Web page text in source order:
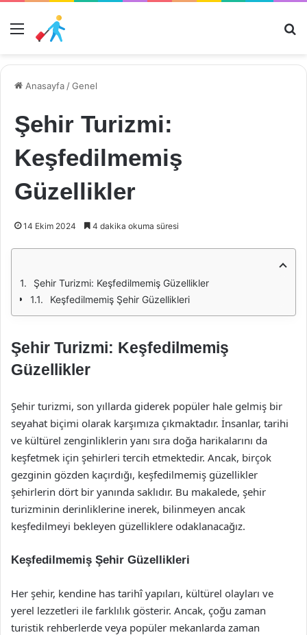
Menü
Anasayfa /Genel
Şehir Turizmi:
Keşfedilmemiş
Güzellikler
14 Ekim 2024 4 dakika okuma süresi
Şehir Turizmi: Keşfedilmemiş Güzellikler
Keşfedilmemiş Şehir Güzellikleri
Şehir Turizmi: Keşfedilmemiş
Güzellikler
Şehir turizmi, son yıllarda giderek popüler hale gelmiş bir
seyahat biçimi olarak karşımıza çıkmaktadır. İnsanlar, tarihi
ve kültürel zenginliklerin yanı sıra doğa harikalarını da
keşfetmek için şehirleri tercih etmektedir. Ancak, birçok
gezginin gözden kaçırdığı, keşfedilmemiş güzellikler
şehirlerin dört bir yanında saklıdır. Bu makalede, şehir
turizminin derinliklerine inerek, bilinmeyen ancak
keşfedilmeyi bekleyen güzelliklere odaklanacağız.
Keşfedilmemiş Şehir Güzellikleri
Her şehir, kendine has tarihî yapıları, kültürel olayları ve
yerel lezzetleri ile farklılık gösterir. Ancak, çoğu zaman
turistik rehberlerde veya popüler mekanlarda zaman